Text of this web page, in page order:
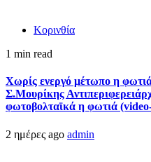
Κορινθία
1 min read
Χωρίς ενεργό μέτωπο η
Σ.Μουρίκης
φωτοβολταϊκά η φωτιά
2 ημέρες ago admin